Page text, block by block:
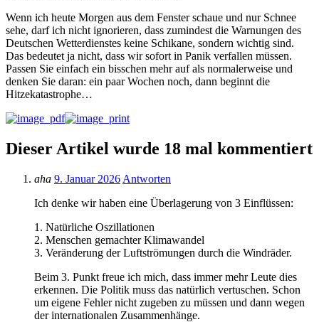
Wenn ich heute Morgen aus dem Fenster schaue und nur Schnee
sehe, darf ich nicht ignorieren, dass zumindest die Warnungen des
Deutschen Wetterdienstes keine Schikane, sondern wichtig sind.
Das bedeutet ja nicht, dass wir sofort in Panik verfallen müssen.
Passen Sie einfach ein bisschen mehr auf als normalerweise und
denken Sie daran: ein paar Wochen noch, dann beginnt die
Hitzekatastrophe…
Dieser Artikel wurde 18 mal kommentiert
aha 9. Januar 2026 Antworten
Ich denke wir haben eine Überlagerung von 3 Einflüssen:
1. Natürliche Oszillationen
2. Menschen gemachter Klimawandel
3. Veränderung der Luftströmungen durch die Windräder.
Beim 3. Punkt freue ich mich, dass immer mehr Leute dies
erkennen. Die Politik muss das natürlich vertuschen. Schon
um eigene Fehler nicht zugeben zu müssen und dann wegen
der internationalen Zusammenhänge.